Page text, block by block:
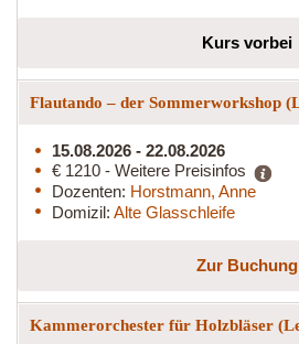
Kurs vorbei
Flautando – der Sommerworkshop
15.08.2026 - 22.08.2026
€ 1210 - Weitere Preisinfos
Dozenten: Horstmann, Anne
Domizil: Alte Glasschleife
Zur Buchung
Kammerorchester für Holzbläser